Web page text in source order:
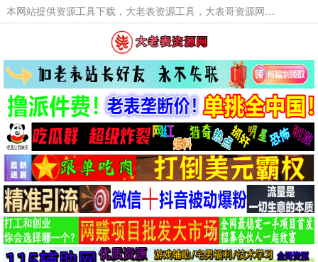
本网站提供资源工具下载，大老表资源工具，大表哥资源网软件工具，大老表资源下载，活动线报福利资源分享,活动线报，大型网游经典游戏，网络热门技术游戏辅助交流与分享。